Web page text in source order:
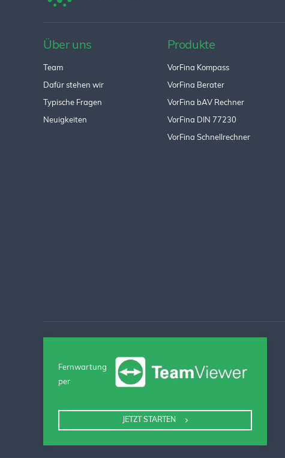
Über uns
Team
Dafür stehen wir
Typische Fragen
Neuigkeiten
Produkte
VorFina Kompass
VorFina Berater
VorFina bAV Rechner
VorFina DIN 77230
VorFina Schnellrechner
Fernwartung
per
JETZT STARTEN